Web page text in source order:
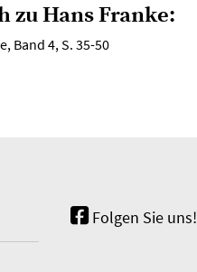
zu Hans Franke:
Band 4, S. 35-50
Folgen Sie uns!